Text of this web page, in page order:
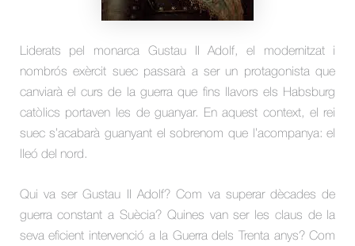
Liderats pel monarca Gustau II Adolf, el modernitzat i
nombrós exèrcit suec passarà a ser un protagonista que
canviarà el curs de la guerra que fins llavors els Habsburg
catòlics portaven les de guanyar. En aquest context, el rei
suec s’acabarà guanyant el sobrenom que l’acompanya: el
lleó del nord.
Qui va ser Gustau II Adolf? Com va superar dècades de
guerra constant a Suècia? Quines van ser les claus de la
seva eficient intervenció a la Guerra dels Trenta anys? Com